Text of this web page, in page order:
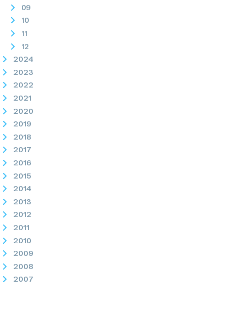
09
10
11
12
2024
2023
2022
2021
2020
2019
2018
2017
2016
2015
2014
2013
2012
2011
2010
2009
2008
2007